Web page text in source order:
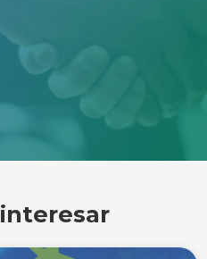
interesar